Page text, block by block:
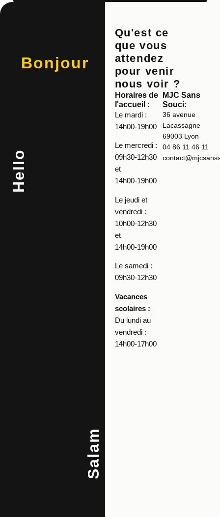
Qu'est ce
que vous
attendez
pour venir
nous voir ?
Horaires de
l'accueil :
Le mardi :
14h00-19h00
Le mercredi :
09h30-12h30
et
14h00-19h00
Le jeudi et
vendredi :
10h00-12h30
et
14h00-19h00
Le samedi :
09h30-12h30
Vacances
scolaires :
Du lundi au
vendredi :
14h00-17h00
MJC Sans
Souci:
36 avenue
Lacassagne
69003 Lyon
04 86 11 46 11
Bonjour
Hello
Salam